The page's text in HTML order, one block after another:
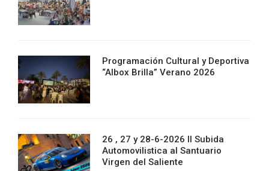
Programación Cultural y Deportiva
“Albox Brilla” Verano 2026
26 , 27 y 28-6-2026 II Subida
Automovilistica al Santuario
Virgen del Saliente